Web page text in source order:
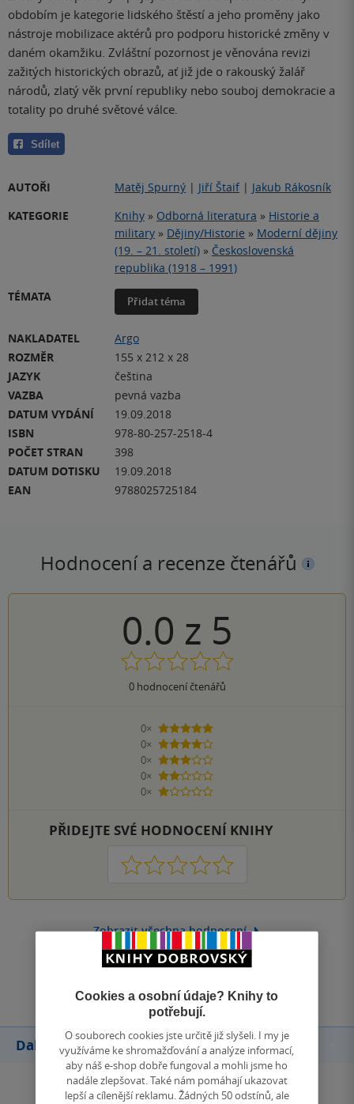
obdobím je kategorie lidského štěstí a jeho proměny jako
nástroje mobilizace aktérů pro podporu historické změny v
daném okamžiku. Zvláštní pozornost je věnována revizi
zažitých historických obrazů, ať již jde o rakouský žalář
národů, zlatý věk první republiky nebo souboj demokracie a
totality po druhé světové válce.
Sdílet
AUTOŘI Matěj Spurný | Jiří Štaif | Jakub Rákosník
KATEGORIE
Knihy » Odborná literatura » Historie a
military » Dějiny/Historie » Moderní dějiny
(19. – 21. století) » Československá
republika (1918 – 1991)
TÉMATA
Přidat téma
NAKLADATEL
Argo
ROZMĚR
155 x 212 x 28
JAZYK
čeština
VAZBA
pevná vazba
DATUM VYDÁNÍ
19.09.2018
ISBN
978-80-257-2518-4
POČET STRAN
398
DATUM DOTISKU
19.09.2018
EAN
9788025725184
Hodnocení a recenze čtenářů
0.0 z 5
0hodnocení čtenářů
0×
5 hvězdiček
0×
4 hvězdičky
0×
3 hvězdičky
0×
2 hvězdičky
0×
1 hvezdička
PŘIDEJTE SVÉ HODNOCENÍ KNIHY
1 2 3 4 5
Zobrazit všechna hodnocení
Další knihy autora
Cookies a osobní údaje? Knihy to
potřebují.
O souborech cookies jste určitě již slyšeli. I my je
využíváme ke shromažďování a analýze informací,
aby náš e-shop dobře fungoval a mohli jsme ho
nadále zlepšovat. Také nám pomáhají ukazovat
lepší a cílenější reklamu. Žádných 50 odstínů, ale